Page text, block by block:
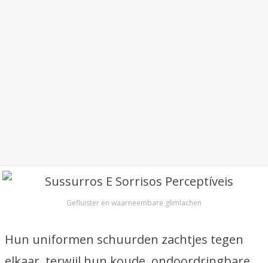
Gefluister en waarneembare glimlachen
Hun uniformen schuurden zachtjes tegen